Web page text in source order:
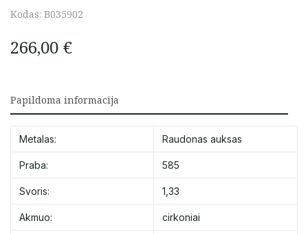
Kodas: B035902
266,00 €
Papildoma informacija
Metalas: Raudonas auksas
Praba: 585
Svoris: 1,33
Akmuo: cirkoniai